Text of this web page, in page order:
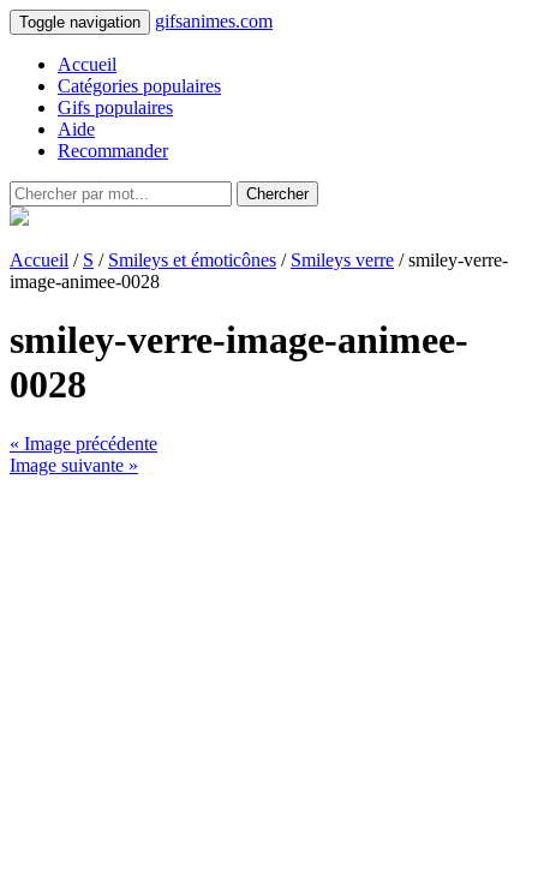
Toggle navigation gifsanimes.com
Accueil
Catégories populaires
Gifs populaires
Aide
Recommander
Chercher
Accueil / S / Smileys et émoticônes / Smileys verre / smiley-verre-
image-animee-0028
smiley-verre-image-animee-
0028
« Image précédente
Image suivante »